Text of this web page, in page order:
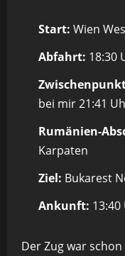
Start: Wien
Abfahrt: 18:30
bei mir 21:41
Rumänien-
Karpaten
Ziel: Bukarest
Ankunft:
Der Zug war